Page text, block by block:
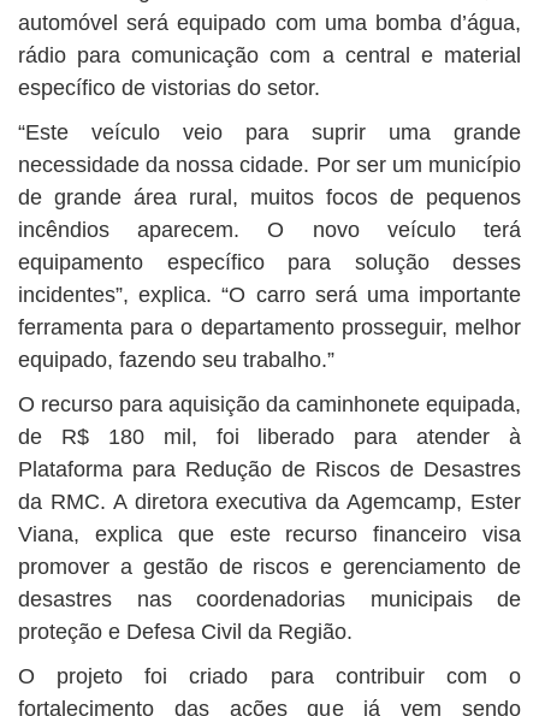
automóvel será equipado com uma bomba d’água,
rádio para comunicação com a central e material
específico de vistorias do setor.
“Este veículo veio para suprir uma grande
necessidade da nossa cidade. Por ser um município
de grande área rural, muitos focos de pequenos
incêndios aparecem. O novo veículo terá
equipamento específico para solução desses
incidentes”, explica. “O carro será uma importante
ferramenta para o departamento prosseguir, melhor
equipado, fazendo seu trabalho.”
O recurso para aquisição da caminhonete equipada,
de R$ 180 mil, foi liberado para atender à
Plataforma para Redução de Riscos de Desastres
da RMC. A diretora executiva da Agemcamp, Ester
Viana, explica que este recurso financeiro visa
promover a gestão de riscos e gerenciamento de
desastres nas coordenadorias municipais de
proteção e Defesa Civil da Região.
O projeto foi criado para contribuir com o
fortalecimento das ações que já vem sendo